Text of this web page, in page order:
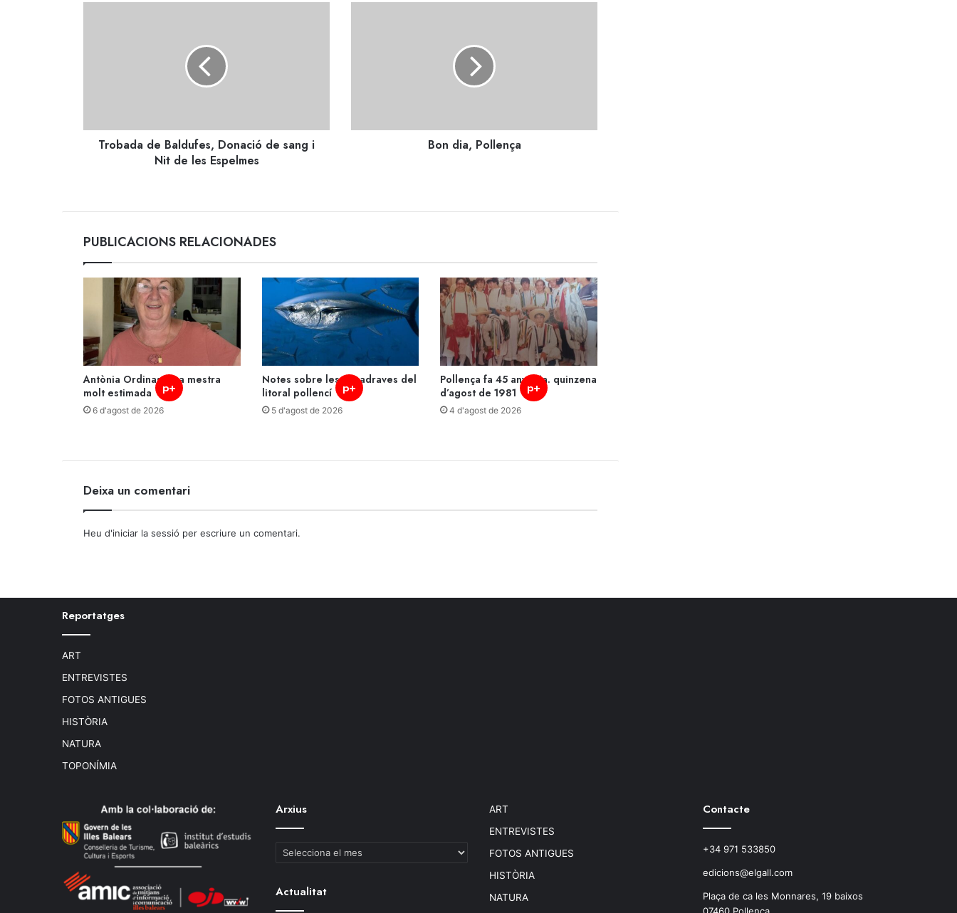
de
Trobada de Baldufes, Donació de sang i
Nit de les Espelmes
Bon dia, Pollença
PUBLICACIONS RELACIONADES
Antònia Ordinas, una mestra
molt estimada
p+
6 d'agost de 2026
Notes sobre les almadraves del
litoral pollencí
p+
5 d'agost de 2026
Pollença fa 45 anys: 1a. quinzena
d’agost de 1981
p+
4 d'agost de 2026
Deixa un comentari
Heu d'iniciar la sessió per escriure un comentari.
Reportatges
ART
ENTREVISTES
FOTOS ANTIGUES
HISTÒRIA
NATURA
TOPONÍMIA
Arxius
Arxius
Actualitat
ART
ENTREVISTES
FOTOS ANTIGUES
HISTÒRIA
NATURA
Contacte
+34 971 533850
edicions@elgall.com
Plaça de ca les Monnares, 19 baixos